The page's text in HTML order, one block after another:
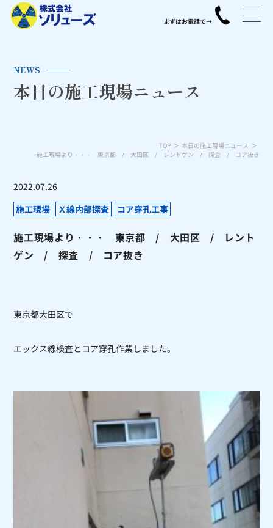
NEWS
本日の施工現場ニュース
TOP
本日の施工現場ニュース
施工現場より・・・ 東京都 / 大田区 / レントゲン / 探査 / コア抜き
2022.07.26
施工現場
Ｘ線内部探査 コア穿孔工事
施工現場より・・・ 東京都 / 大田区 / レント
ゲン / 探査 / コア抜き
東京都大田区で
エックス線検査とコア穿孔作業しました。